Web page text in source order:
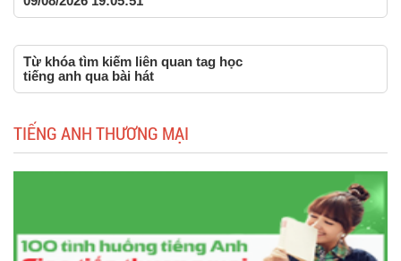
Từ khóa tìm kiếm liên quan tag học
tiếng anh qua bài hát
TIẾNG ANH THƯƠNG MẠI